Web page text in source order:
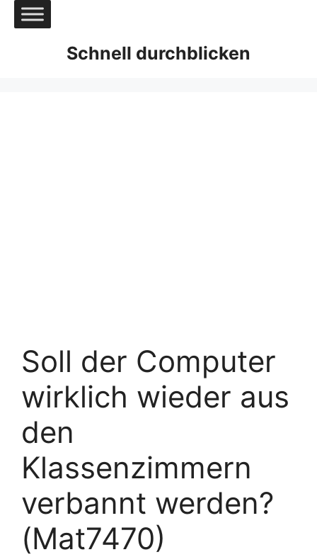
Zum
Inhalt
Schnell durchblicken
Soll der Computer
wirklich wieder aus
den
Klassenzimmern
verbannt werden?
(Mat7470)